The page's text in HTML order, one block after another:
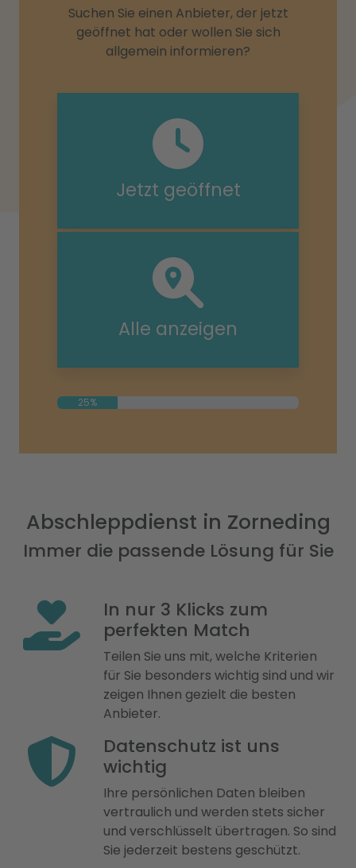
Suchen Sie einen Anbieter, der jetzt
geöffnet hat oder wollen Sie sich
allgemein informieren?
Jetzt geöffnet
Alle anzeigen
25%
Abschleppdienst in Zorneding
Immer die passende Lösung für Sie
In nur 3 Klicks zum
perfekten Match
Teilen Sie uns mit, welche Kriterien
für Sie besonders wichtig sind und wir
zeigen Ihnen gezielt die besten
Anbieter.
Datenschutz ist uns
wichtig
Ihre persönlichen Daten bleiben
vertraulich und werden stets sicher
und verschlüsselt übertragen. So sind
Sie jederzeit bestens geschützt.